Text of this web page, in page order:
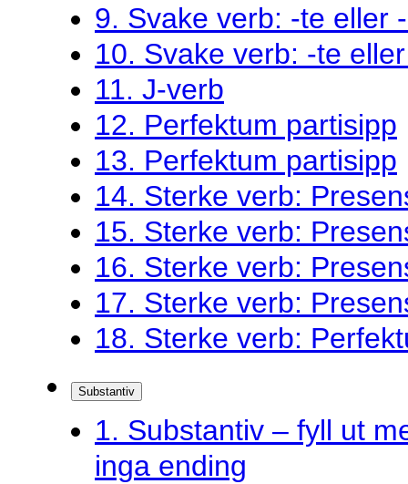
9. Svake verb: -te eller
10. Svake verb: -te
11. J-verb
12. Perfektum partisipp
13. Perfektum partisipp
14. Sterke verb:
15. Sterke verb:
16. Sterke verb:
17. Sterke verb:
18. Sterke verb:
Substantiv
1. Substantiv – fyll ut
inga ending